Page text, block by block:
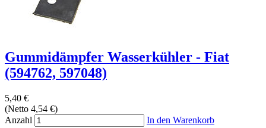
Gummidämpfer Wasserkühler - Fiat
(594762, 597048)
5,40 €
(Netto 4,54 €)
Anzahl
In den Warenkorb